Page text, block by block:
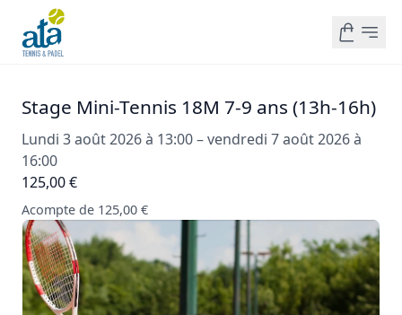
Stage Mini-Tennis 18M 7-9 ans (13h-16h)
Lundi 3 août 2026 à 13:00 – vendredi 7 août 2026 à
16:00
125,00 €
Acompte de 125,00 €